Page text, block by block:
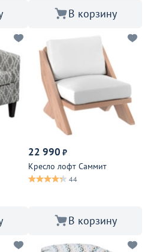
В корзину
22 990 ₽
Кресло лофт Саммит
44
В корзину